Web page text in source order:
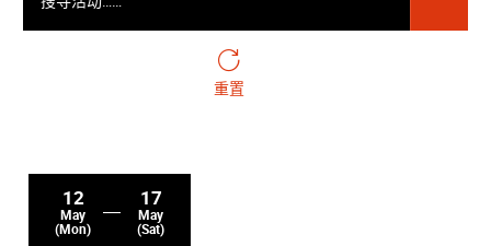
重置
12
May
(Mon)
17
May
(Sat)